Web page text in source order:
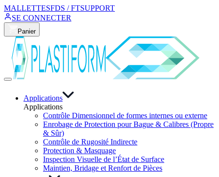
MALLETTESFDS / FTSUPPORT
SE CONNECTER
Panier
Applications
Applications
Contrôle Dimensionnel de formes internes ou externe
Enrobage de Protection pour Bague & Calibres (Propre
& Sûr)
Contrôle de Rugosité Indirecte
Protection & Masquage
Inspection Visuelle de l’État de Surface
Maintien, Bridage et Renfort de Pièces